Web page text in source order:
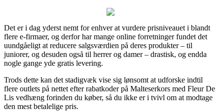
Det er i dag yderst nemt for enhver at vurdere prisniveauet i blandt
flere e-firmaer, og derfor har mange online forretninger fundet det
uundgåeligt at reducere salgsværdien på deres produkter – til
juniorer, og desuden også til herrer og damer – drastisk, og endda
nogle gange yde gratis levering.
Trods dette kan det stadigvæk vise sig lønsomt at udforske indtil
flere outlets på nettet efter rabatkoder på Malteserkors med Fleur De
Lis vedhæng forinden du køber, så du ikke er i tvivl om at modtage
den mest betalelige pris.